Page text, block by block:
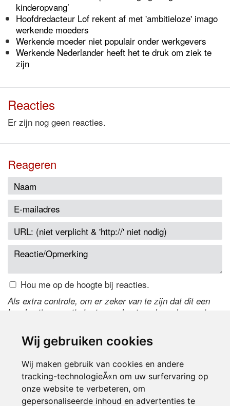
Wij gebruiken cookies
Wij maken gebruik van cookies en andere
tracking-technologieÃ«n om uw surfervaring op
onze website te verbeteren, om
gepersonaliseerde inhoud en advertenties te
kinderopvang’
Hoofdredacteur Lof rekent af met 'ambitieloze' imago
werkende moeders
Werkende moeder niet populair onder werkgevers
Werkende Nederlander heeft het te druk om ziek te
zijn
Reacties
Er zijn nog geen reacties.
Reageren
Hou me op de hoogte bij reacties.
Als extra controle, om er zeker van te zijn dat dit een
handmatige reactie is, typ onderstaande code over in
de code te wijzigen.